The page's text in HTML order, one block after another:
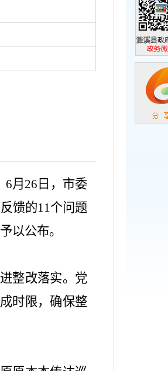
6月 26 日，市委
反馈的11个问题
予以公布。
整改落实。党
时限，确保整
濉溪县政
政务微信